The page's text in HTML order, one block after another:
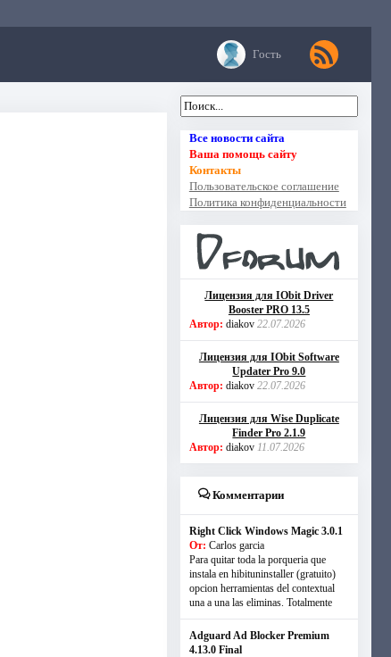
Гость
Все новости сайта
Ваша помощь сайту
Контакты
Пользовательское соглашение
Политика конфиденциальности
Лицензия для IObit Driver
Booster PRO 13.5
Автор: diakov 22.07.2026
Лицензия для IObit Software
Updater Pro 9.0
Автор: diakov 22.07.2026
Лицензия для Wise Duplicate
Finder Pro 2.1.9
Автор: diakov 11.07.2026
Комментарии
Right Click Windows Magic 3.0.1
От: Carlos garcia
Para quitar toda la porqueria que
instala en hibituninstaller (gratuito)
opcion herramientas del contextual
una a una las eliminas. Totalmente
Adguard Ad Blocker Premium
4.13.0 Final